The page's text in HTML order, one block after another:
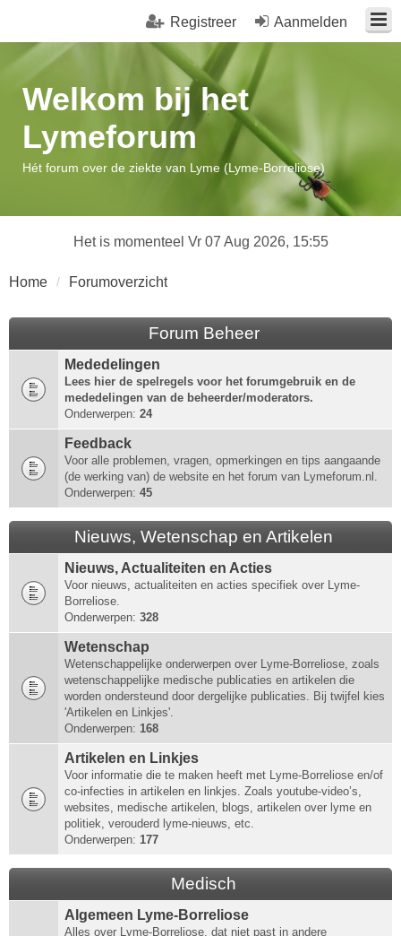
Aanmelden
Registreer
Welkom bij het
Lymeforum
Hét forum over de ziekte van Lyme (Lyme-Borreliose)
Het is momenteel Vr 07 Aug 2026, 15:55
Home Forumoverzicht
Forum Beheer
Mededelingen
Lees hier de spelregels voor het forumgebruik en de
mededelingen van de beheerder/moderators.
Onderwerpen: 24
Feedback
Voor alle problemen, vragen, opmerkingen en tips aangaande
(de werking van) de website en het forum van Lymeforum.nl.
Onderwerpen: 45
Nieuws, Wetenschap en Artikelen
Nieuws, Actualiteiten en Acties
Voor nieuws, actualiteiten en acties specifiek over Lyme-
Borreliose.
Onderwerpen: 328
Wetenschap
Wetenschappelijke onderwerpen over Lyme-Borreliose, zoals
wetenschappelijke medische publicaties en artikelen die
worden ondersteund door dergelijke publicaties. Bij twijfel kies
'Artikelen en Linkjes'.
Onderwerpen: 168
Artikelen en Linkjes
Voor informatie die te maken heeft met Lyme-Borreliose en/of
co-infecties in artikelen en linkjes. Zoals youtube-video’s,
websites, medische artikelen, blogs, artikelen over lyme en
politiek, verouderd lyme-nieuws, etc.
Onderwerpen: 177
Medisch
Algemeen Lyme-Borreliose
Alles over Lyme-Borreliose, dat niet past in andere